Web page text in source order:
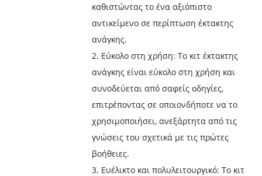
καθιστώντας το ένα αξιόπιστο
αντικείμενο σε περίπτωση έκτακτης
ανάγκης.
2. Εύκολο στη χρήση: Το κιτ έκτακτης
ανάγκης είναι εύκολο στη χρήση και
συνοδεύεται από σαφείς οδηγίες,
επιτρέποντας σε οποιονδήποτε να το
χρησιμοποιήσει, ανεξάρτητα από τις
γνώσεις του σχετικά με τις πρώτες
βοήθειες.
3. Ευέλικτο και πολυλειτουργικό: Το κιτ